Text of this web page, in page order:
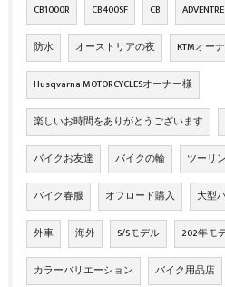
CB1000R CB400SF CB ADVENTRE
防水 オーストリアの夜 KTMオー
Husqvarna MOTORCYCLESオーナー様
楽しいお時間をありがとうございます
バイクお友達 バイクの輪 ツーリ
バイク春服 オフロード購入 大型
外車 海外 S/Sモデル 202年モ
カラーバリエーション バイク用品店